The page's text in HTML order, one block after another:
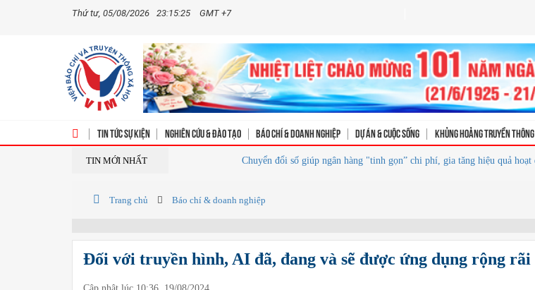
Thứ tư, 05/08/2026 23:15:25 GMT +7
Tin tức sự kiện Nghiên cứu & Đào tạo Báo chí & doanh nghiệp Dự án & Cuộc sống Khủng hoảng truyền thông
TIN MỚI NHẤT Chuyển đổi số giúp ngân hàng "tinh gọn” chi phí, gia tăng hiệu quả hoạt động
Trang chủ Báo chí & doanh nghiệp
Đối với truyền hình, AI đã, đang và sẽ được ứng dụng rộng rãi